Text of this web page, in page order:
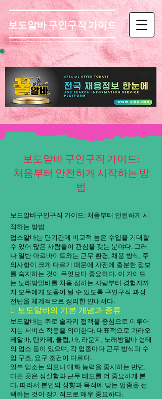
보도알바 구인구직 가이드
보도알바 구인구직 가이드:
처음부터 안전하게 시작하는 방
법
보도알바구인구직 가이드: 처음부터 안전하게 시
작하는 방법
업소알바는 단기간에 비교적 높은 수입을 기대할
수 있어 많은 사람들이 관심을 갖는 분야다. 그러
나 일반 아르바이트와는 근무 환경, 채용 방식, 주
의사항이 크게 다르기 때문에 사전에 충분한 정보
를 숙지하는 것이 무엇보다 중요하다. 이 가이드
는 노래방알바를 처음 접하는 사람부터 경험자까
지 모두에게 도움이 될 수 있도록 구인구직 과정
전반을 체계적으로 정리한 안내서다.
1. 보도알바의 기본 개념과 종류
보도알바는 주로 술자리 접객을 중심으로 이루어
지는 서비스 직종을 의미한다. 대표적으로 가라오
케알바, 텐카페, 클럽, 바, 라운지, 노래방알바 형태
의 업소 등이 있으며, 각 업종마다 근무 방식과 수
입 구조, 요구 조건이 다르다.
일부 업소는 외모나 대화 능력을 중시하는 반면,
다른 곳은 성실함과 근무 태도를 더 중요하게 본
다. 따라서 본인의 성향과 목적에 맞는 업종을 선
택하는 것이 장기적으로 매우 중요하다.